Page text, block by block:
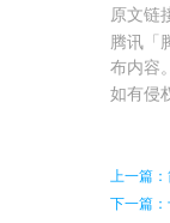
原文链
腾讯「
布内容。
如有侵
上一篇
下一篇